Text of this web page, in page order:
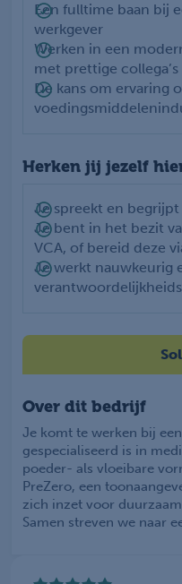
Een fulltime baan bij
werkgever
Werken in een
met prettige collega’s
De kans om ervaring
Herken jij jezelf
Je spreekt en
Je bent in het bezit
VCA, of bereid deze
Je werkt nauwkeurig
Over dit bedrijf
Je komt te werken bij
gespecialiseerd is in
poeder- als vloeibare
PreZero, een
zich inzet voor
Samen streven we naar